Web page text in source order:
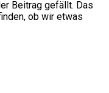
Beitrag gefällt. Das
ob wir etwas